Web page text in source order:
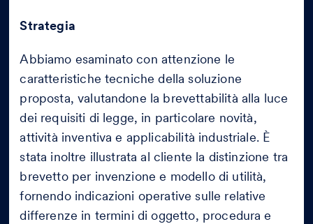
Strategia
Abbiamo esaminato con attenzione le
caratteristiche tecniche della soluzione
proposta, valutandone la brevettabilità alla luce
dei requisiti di legge, in particolare novità,
attività inventiva e applicabilità industriale. È
stata inoltre illustrata al cliente la distinzione tra
brevetto per invenzione e modello di utilità,
fornendo indicazioni operative sulle relative
differenze in termini di oggetto, procedura e